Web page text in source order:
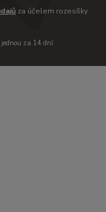
za účelem rozesílky
za 14 dní.